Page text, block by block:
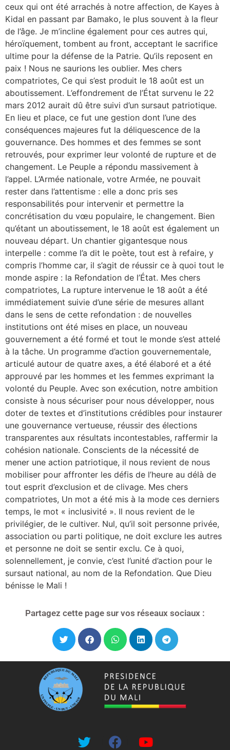
ceux qui ont été arrachés à notre affection, de Kayes à
Kidal en passant par Bamako, le plus souvent à la fleur
de l’âge. Je m’incline également pour ces autres qui,
héroïquement, tombent au front, acceptant le sacrifice
ultime pour la défense de la Patrie. Qu’ils reposent en
paix ! Nous ne saurions les oublier. Mes chers
compatriotes, Ce qui s’est produit le 18 août est un
aboutissement. L’effondrement de l’État survenu le 22
mars 2012 aurait dû être suivi d’un sursaut patriotique.
En lieu et place, ce fut une gestion dont l’une des
conséquences majeures fut la déliquescence de la
gouvernance. Des hommes et des femmes se sont
retrouvés, pour exprimer leur volonté de rupture et de
changement. Le Peuple a répondu massivement à
l’appel. L’Armée nationale, votre Armée, ne pouvait
rester dans l’attentisme : elle a donc pris ses
responsabilités pour intervenir et permettre la
concrétisation du vœu populaire, le changement. Bien
qu’étant un aboutissement, le 18 août est également un
nouveau départ. Un chantier gigantesque nous
interpelle : comme l’a dit le poète, tout est à refaire, y
compris l’homme car, il s’agit de réussir ce à quoi tout le
monde aspire : la Refondation de l’État. Mes chers
compatriotes, La rupture intervenue le 18 août a été
immédiatement suivie d’une série de mesures allant
dans le sens de cette refondation : de nouvelles
institutions ont été mises en place, un nouveau
gouvernement a été formé et tout le monde s’est attelé
à la tâche. Un programme d’action gouvernementale,
articulé autour de quatre axes, a été élaboré et a été
approuvé par les hommes et les femmes exprimant la
volonté du Peuple. Avec son exécution, notre ambition
consiste à nous sécuriser pour nous développer, nous
doter de textes et d’institutions crédibles pour instaurer
une gouvernance vertueuse, réussir des élections
transparentes aux résultats incontestables, raffermir la
cohésion nationale. Conscients de la nécessité de
mener une action patriotique, il nous revient de nous
mobiliser pour affronter les défis de l’heure au délà de
tout esprit d’exclusion et de clivage. Mes chers
compatriotes, Un mot a été mis à la mode ces derniers
temps, le mot « inclusivité ». Il nous revient de le
privilégier, de le cultiver. Nul, qu’il soit personne privée,
association ou parti politique, ne doit exclure les autres
et personne ne doit se sentir exclu. Ce à quoi,
solennellement, je convie, c’est l’unité d’action pour le
sursaut national, au nom de la Refondation. Que Dieu
bénisse le Mali !
Partagez cette page sur vos réseaux sociaux :